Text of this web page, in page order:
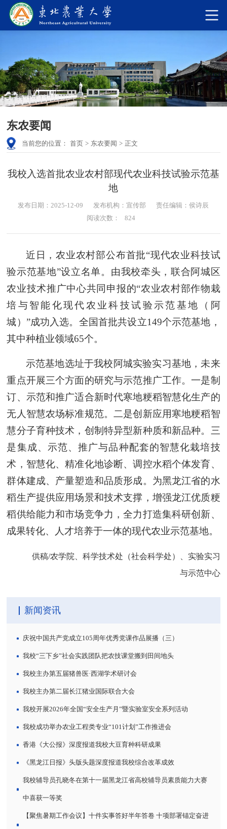
东农要闻
当前您的位置： 首页 > 东农要闻 > 正文
我校入选首批农业农村部现代农业科技试验示范基
地
发布日期：2025-12-09 发布机构：宣传部
责任编辑：侯诗辰
阅读次数：
824
近日，农业农村部公布首批“现代农业科技试
验示范基地”设立名单。由我校牵头，联合阿城区
农业技术推广中心共同申报的“农业农村部作物栽
培与智能化现代农业科技试验示范基地（阿
城）”成功入选。全国首批共设立149个示范基地，
其中种植业领域65个。
示范基地选址于我校阿城实验实习基地，未来
重点开展三个方面的研究与示范推广工作。一是制
订、示范和推广适合新时代寒地粳稻智慧化生产的
无人智慧农场标准规范。二是创新应用寒地粳稻智
慧分子育种技术，创制特异型新种质和新品种。三
是集成、示范、推广与品种配套的智慧化栽培技
术，智慧化、精准化地诊断、调控水稻个体发育、
群体建成、产量塑造和品质形成。为黑龙江省的水
稻生产提供应用场景和技术支撑，增强龙江优质粳
稻供给能力和市场竞争力，全力打造集科研创新、
成果转化、人才培养于一体的现代农业示范基地。
供稿/农学院、科学技术处（社会科学处）、实验实习
与示范中心
新闻资讯
庆祝中国共产党成立105周年优秀党课作品展播（三）
我校“三下乡”社会实践团队把农技课堂搬到田间地头
我校主办第五届猪兽医·西湖学术研讨会
我校主办第二届长江猪业国际联合大会
我校开展2026年全国“安全生产月”暨实验室安全系列活动
我校成功举办农业工程类专业“101计划”工作推进会
香港《大公报》深度报道我校大豆育种科研成果
《黑龙江日报》头版头题深度报道我校综合改革成效
我校辅导员孔晓冬在第十一届黑龙江省高校辅导员素质能力大赛
中喜获一等奖
【聚焦暑期工作会议】十件实事答好半年答卷 十项部署锚定奋进